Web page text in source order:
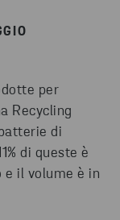
per
Recycling
di
di queste è
il volume è in